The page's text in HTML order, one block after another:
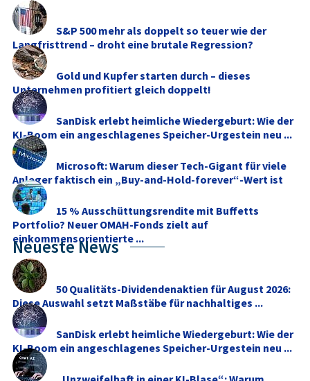
S&P 500 mehr als doppelt so teuer wie der
Langfristtrend – droht eine brutale Regression?
Gold und Kupfer starten durch – dieses
Unternehmen profitiert gleich doppelt!
SanDisk erlebt heimliche Wiedergeburt: Wie der
KI-Boom ein angeschlagenes Speicher-Urgestein neu ...
Microsoft: Warum dieser Tech-Gigant für viele
Anleger faktisch ein „Buy-and-Hold-forever“-Wert ist
15 % Ausschüttungsrendite mit Buffetts
Portfolio? Neuer OMAH-Fonds zielt auf
einkommensorientierte ...
Neueste News
50 Qualitäts-Dividendenaktien für August 2026:
Diese Auswahl setzt Maßstäbe für nachhaltiges ...
SanDisk erlebt heimliche Wiedergeburt: Wie der
KI-Boom ein angeschlagenes Speicher-Urgestein neu ...